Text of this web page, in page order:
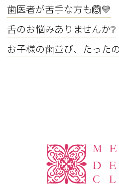
歯医者が苦手な方も🙆💛
舌のお悩みありませんか❔
お子様の歯並び、たった